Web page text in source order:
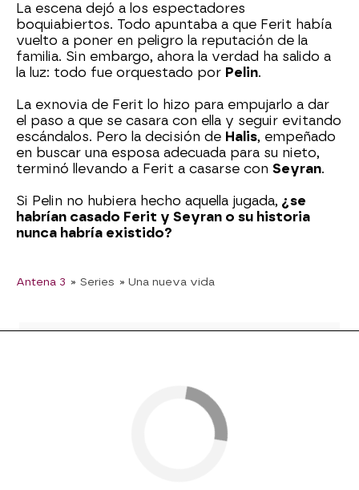
La escena dejó a los espectadores
boquiabiertos. Todo apuntaba a que Ferit había
vuelto a poner en peligro la reputación de la
familia. Sin embargo, ahora la verdad ha salido a
la luz: todo fue orquestado por Pelin.
La exnovia de Ferit lo hizo para empujarlo a dar
el paso a que se casara con ella y seguir evitando
escándalos. Pero la decisión de Halis, empeñado
en buscar una esposa adecuada para su nieto,
terminó llevando a Ferit a casarse con Seyran.
Si Pelin no hubiera hecho aquella jugada, ¿se
habrían casado Ferit y Seyran o su historia
nunca habría existido?
Antena 3 » Series » Una nueva vida